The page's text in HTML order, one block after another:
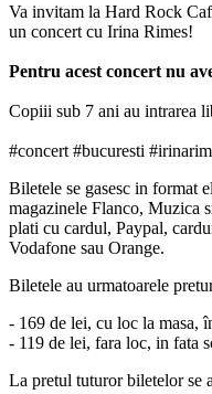
Va invitam la Hard Rock
un concert cu Irina Rimes!
Pentru acest concert nu
Copiii sub 7 ani au intrarea
#concert #bucuresti
Biletele se gasesc in format
magazinele Flanco, Muzica
plati cu cardul, Paypal,
Vodafone sau Orange.
Biletele au urmatoarele
- 169 de lei, cu loc la masa,
- 119 de lei, fara loc, in fata
La pretul tuturor biletelor se